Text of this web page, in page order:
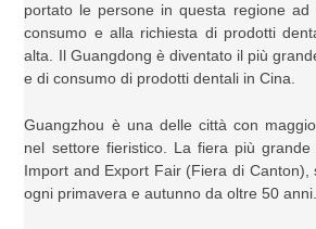
portato le persone in questa regione
consumo e alla richiesta di prodotti
alta. Il Guangdong è diventato il più
e di consumo di prodotti dentali in Cina.
Guangzhou è una delle città con
nel settore fieristico. La fiera più
Import and Export Fair (Fiera di Canton),
ogni primavera e autunno da oltre 50 anni.